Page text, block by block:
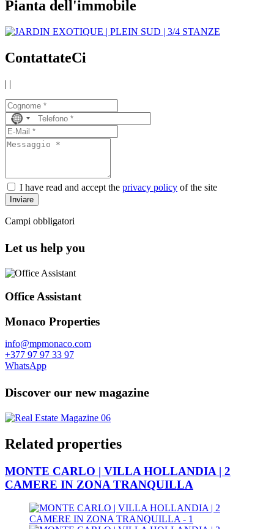
Pianta dell'immobile
ContattateCi
| |
No
country
selected
I have read and accept the privacy policy of the site
Inviare
Campi obbligatori
Let us help you
Office Assistant
Monaco Properties
info@mpmonaco.com
+377 97 97 33 97
WhatsApp
Discover our new magazine
Related properties
MONTE CARLO | VILLA HOLLANDIA | 2
CAMERE IN ZONA TRANQUILLA